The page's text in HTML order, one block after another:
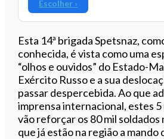
Escolher ›
Esta 14ª brigada Spetsnaz,
conhecida, é vista como uma
“olhos e ouvidos” do Estado-
Exército Russo e a sua
passar despercebida. Ao que
imprensa internacional, estes 5
vão reforçar os 80 mil soldados
que já estão na região a mando